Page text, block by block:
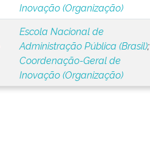
Inovação (Organização)
Escola Nacional de
Administração Pública (Brasil);
Coordenação-Geral de
Inovação (Organização)